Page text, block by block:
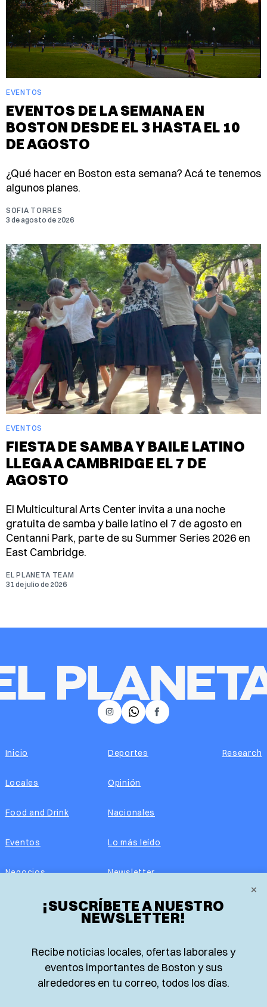
EVENTOS
EVENTOS DE LA SEMANA EN
BOSTON DESDE EL 3 HASTA EL 10
DE AGOSTO
¿Qué hacer en Boston esta semana? Acá te tenemos
algunos planes.
SOFIA TORRES
3 de agosto de 2026
EVENTOS
FIESTA DE SAMBA Y BAILE LATINO
LLEGA A CAMBRIDGE EL 7 DE
AGOSTO
El Multicultural Arts Center invita a una noche
gratuita de samba y baile latino el 7 de agosto en
Centanni Park, parte de su Summer Series 2026 en
East Cambridge.
EL PLANETA TEAM
31 de julio de 2026
×
¡SUSCRÍBETE A NUESTRO
NEWSLETTER!
Recibe noticias locales, ofertas laborales y
eventos importantes de Boston y sus
alrededores en tu correo, todos los días.
𝕏 Facebook
Instagram
Inicio
Locales
Food and Drink
Eventos
Negocios
Real Estate
Guía de Recursos
Deportes
Opinión
Nacionales
Lo más leído
Newsletter
Edición impresa
Advertise with us
Research